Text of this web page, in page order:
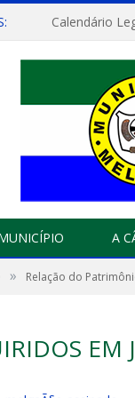
Calendário
A
» Relação do
EM